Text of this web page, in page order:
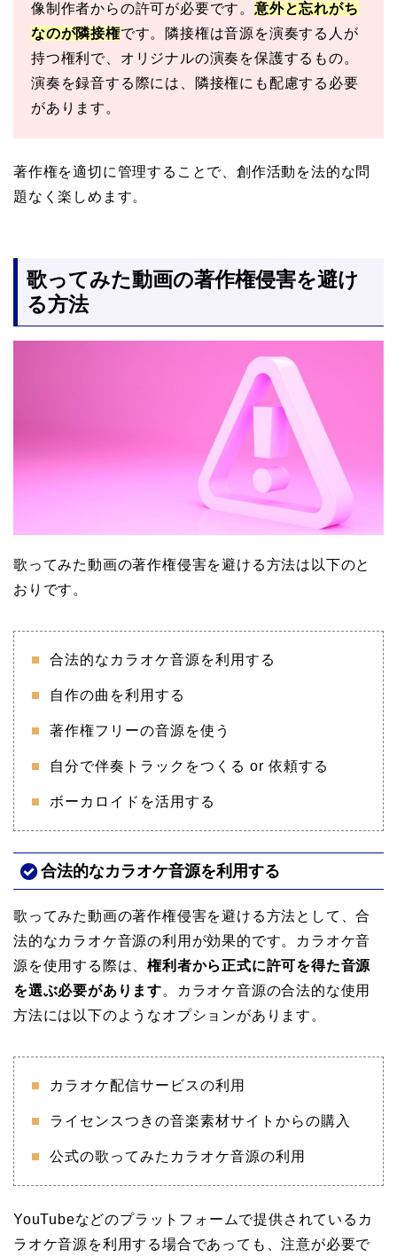
像制作者からの許可が必要です。 意外と忘れがち
なのが隣接権です。隣接権は音源を演奏する人が
持つ権利で、オリジナルの演奏を保護するもの。
演奏を録音する際には、隣接権にも配慮する必要
があります。
著作権を適切に管理することで、創作活動を法的な問
題なく楽しめます。
歌ってみた動画の著作権侵害を避け
る方法
歌ってみた動画の著作権侵害を避ける方法は以下のと
おりです。
合法的なカラオケ音源を利用する
自作の曲を利用する
著作権フリーの音源を使う
自分で伴奏トラックをつくる or 依頼する
ボーカロイドを活用する
合法的なカラオケ音源を利用する
歌ってみた動画の著作権侵害を避ける方法として、合
法的なカラオケ音源の利用が効果的です。カラオケ音
源を使用する際は、権利者から正式に許可を得た音源
を選ぶ必要があります。カラオケ音源の合法的な使用
方法には以下のようなオプションがあります。
カラオケ配信サービスの利用
ライセンスつきの音楽素材サイトからの購入
公式の歌ってみたカラオケ音源の利用
YouTubeなどのプラットフォームで提供されているカ
ラオケ音源を利用する場合であっても、注意が必要で